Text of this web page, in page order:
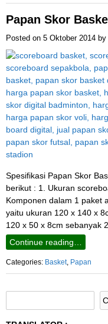
Papan Skor
Posted on 5 Oktober 2014 by
Spesifikasi Papan Skor
berikut : 1. Ukuran
Komponen dalam 1
yaitu ukuran 120 x 140 x
120 x 50 x 8cm sebanyak
Continue reading…
Categories: Basket, Papan